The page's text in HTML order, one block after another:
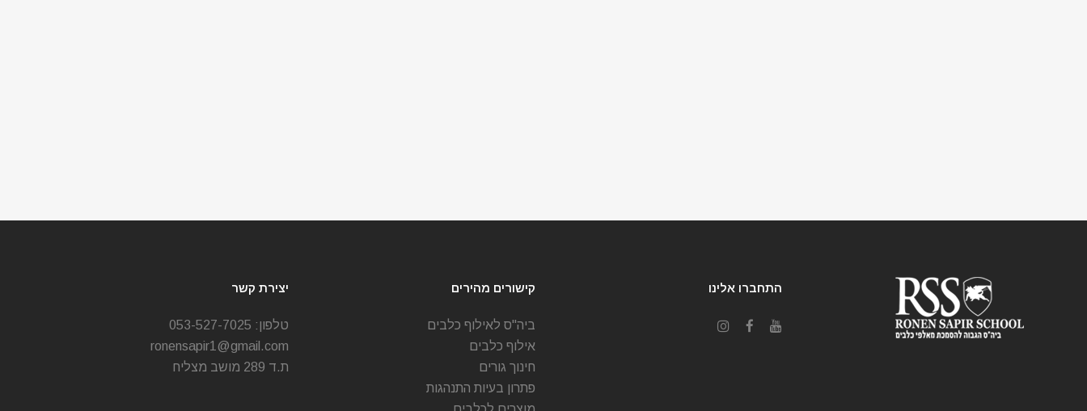
התחברו אלינו קישורים מהירים
ביה"ס לאילוף כלבים
אילוף כלבים
חינוך גורים
פתרון בעיות התנהגות
יצירת קשר
טלפון: 053-527-7025
ronensapir1@gmail.com
ת.ד 289 מושב מצליח